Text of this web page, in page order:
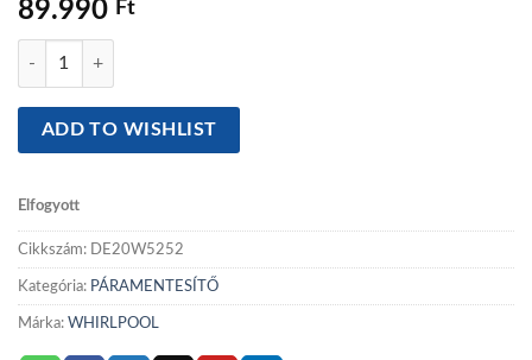
89.990 Ft
Whirlpool DE20W5252 páramentesítő mennyiség
ADD TO WISHLIST
Elfogyott
Cikkszám: DE20W5252
Kategória: PÁRAMENTESÍTŐ
Márka: WHIRLPOOL